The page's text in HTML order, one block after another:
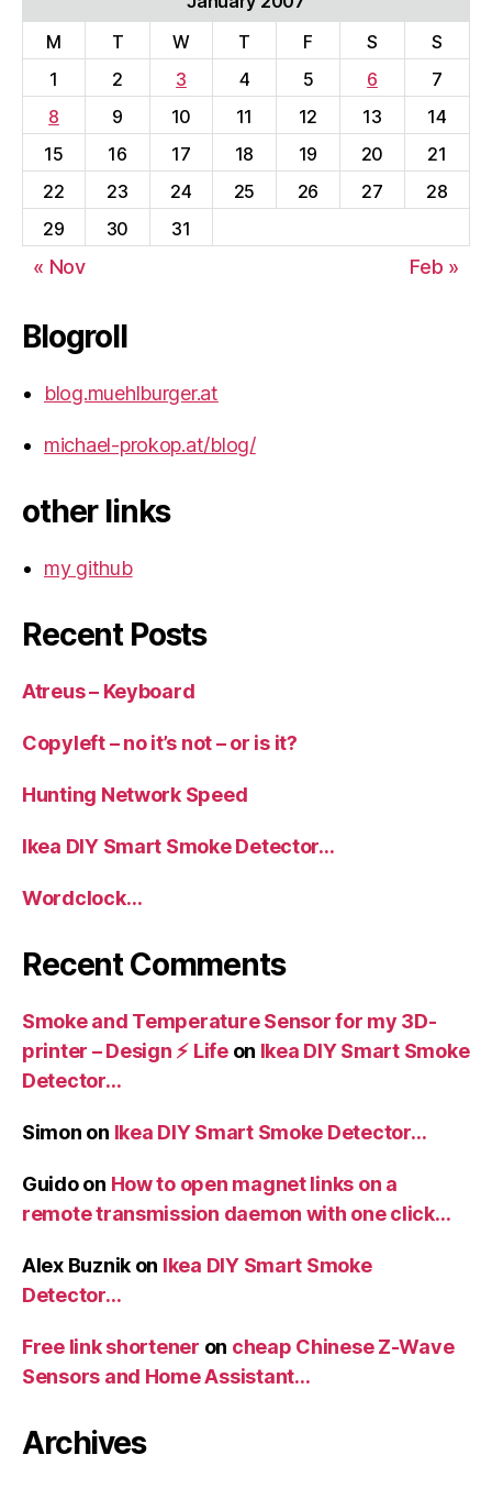
M
T W T F S
S
1
2 3 4 5 6
7
8
9 10 11 12 13
14
15
16 17 18 19 20
21
22
23 24 25 26 27
28
29
30 31
« Nov Feb »
Blogroll
blog.muehlburger.at
michael-prokop.at/blog/
other links
my github
Recent Posts
Atreus – Keyboard
Copyleft – no it’s not – or is it?
Hunting Network Speed
Ikea DIY Smart Smoke Detector…
Wordclock…
Recent Comments
Smoke and Temperature Sensor for my 3D-
printer – Design ⚡️ Lifeon Ikea DIY Smart Smoke
Detector…
Simon on Ikea DIY Smart Smoke Detector…
Guidoon How to open magnet links on a
remote transmission daemon with one click…
Alex Buznik on Ikea DIY Smart Smoke
Detector…
Free link shortener on cheap Chinese Z-Wave
Sensors and Home Assistant…
Archives